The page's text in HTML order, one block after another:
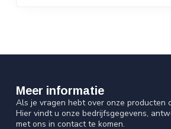
Meer informatie
Als je vragen hebt over onze producten
Hier vindt u onze bedrijfsgegevens,
met ons in contact te komen.